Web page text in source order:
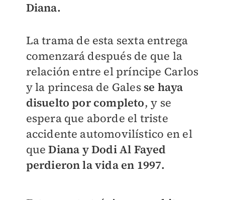
Diana.
La trama de esta sexta entrega
comenzará después de que la
relación entre el príncipe Carlos
y la princesa de Gales se haya
disuelto por completo, y se
espera que aborde el triste
accidente automovilístico en el
queDiana y Dodi Al Fayed
perdieron la vida en 1997.